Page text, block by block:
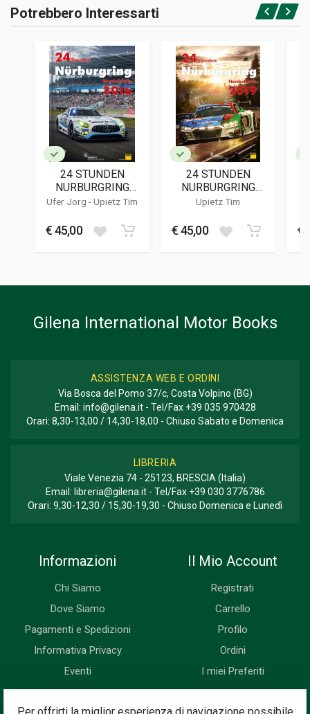
Rilegato
ISBN / EAN
9783667105462
Delius Klasing
LINGUA DEL TESTO
Tedesco
DATA DI STAMPA
Accedi o registrati
Potrebbero Interessarti
24 STUNDEN
NURBURGRING
NORDSCHLEIFE
Ufer Jorg -Upietz Tim
€ 45,00
24 STUNDEN
NURBURGRING
NORDSCHLEIFE
Upietz Tim
€ 45,00 €
Gilena International Motor Books
ASSISTENZA WEB E ORDINI
Via Bosca del Pomo 37/c, Costa Volpino (BG)
Email: info@gilena.it- Tel/Fax +39 035 970428
Orari: 8,30-13,00 / 14,30-18,00 - Chiuso Sabato e Domenica
LIBRERIA
Viale Venezia 74 - 25123, BRESCIA (Italia)
Email: libreria@gilena.it- Tel/Fax +39 030 3776786
Orari: 9,30-12,30 / 15,30-19,30 - Chiuso Domenica e Lunedì
Informazioni
Chi Siamo
Dove Siamo
Pagamenti e Spedizioni
Informativa Privacy
Eventi
Il Mio Account
Registrati
Carrello
Profilo
Ordini
I miei Preferiti